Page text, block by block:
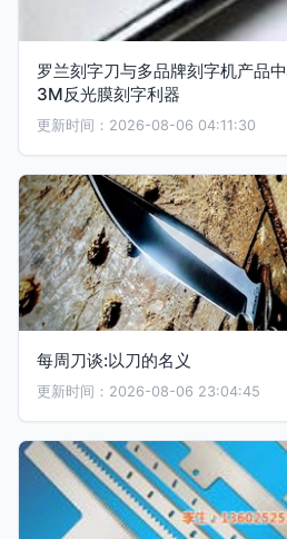
罗兰刻字刀与多品牌刻字机产品
3M反光膜刻字利器
更新时间：2026-08-06 04:11:30
每周刀谈:以刀的名义
更新时间：2026-08-06 23:04:45